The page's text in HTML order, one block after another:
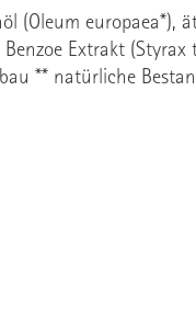
(Oleum
Extrakt
** natürliche